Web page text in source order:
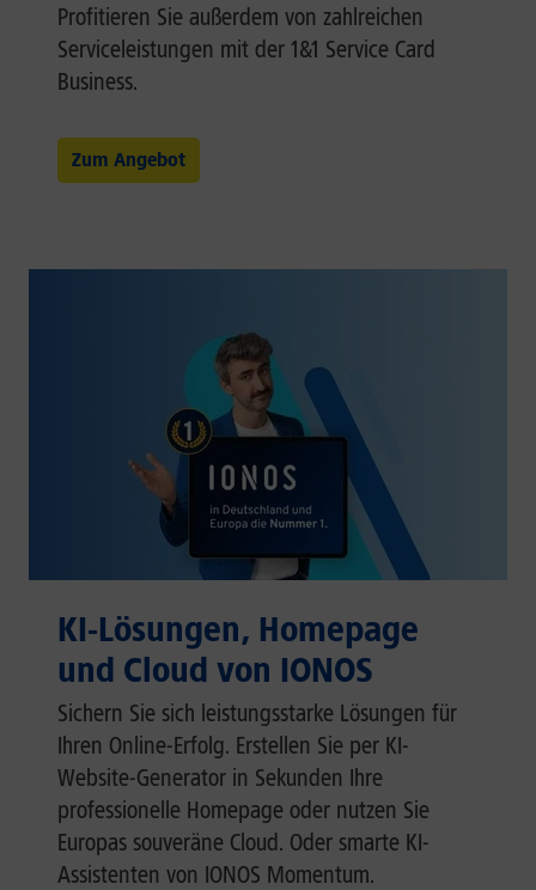
Profitieren Sie außerdem von zahlreichen
Serviceleistungen mit der 1&1 Service Card
Business.
Zum Angebot
KI-Lösungen, Homepage
und Cloud von IONOS
Sichern Sie sich leistungsstarke Lösungen für
Ihren Online-Erfolg. Erstellen Sie per KI-
Website-Generator in Sekunden Ihre
professionelle Homepage oder nutzen Sie
Europas souveräne Cloud. Oder smarte KI-
Assistenten von IONOS Momentum.